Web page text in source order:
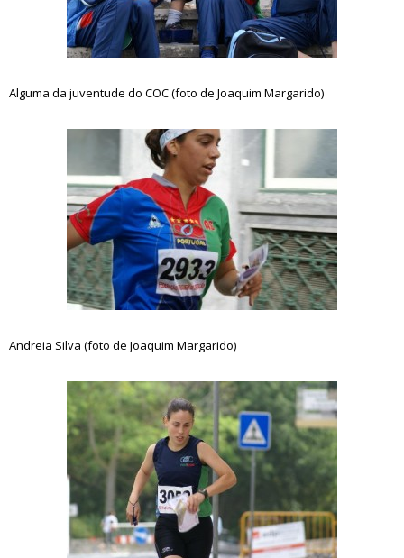
Alguma da juventude do COC (foto de Joaquim Margarido)
Andreia Silva (foto de Joaquim Margarido)